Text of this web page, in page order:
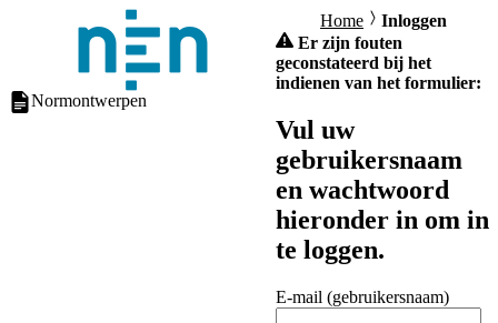
Normontwerpen
Home
Inloggen
Er zijn fouten
geconstateerd bij het
indienen van het formulier:
Vul uw
gebruikersnaam
en wachtwoord
hieronder in om in
te loggen.
E-mail (gebruikersnaam)